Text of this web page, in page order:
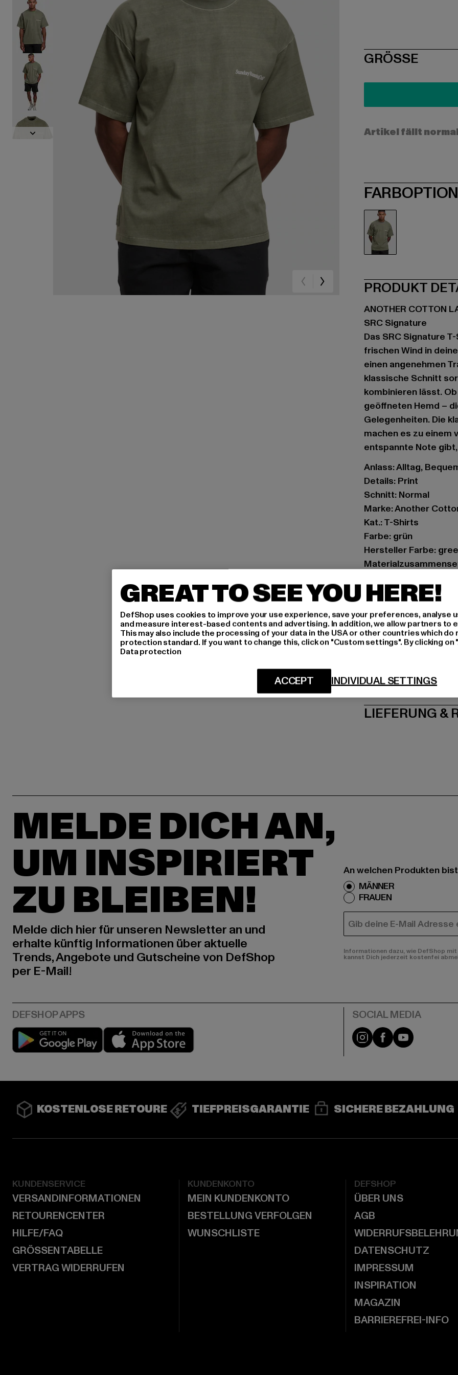
SIZE
GRÖSSE
Artikel fällt
PRODUKT
ANOTHER COTTON
SRC Signature
Das SRC Signature
frischen Wind in
einen angenehmen
klassische Schnitt
kombinieren lässt.
geöffneten Hemd –
Gelegenheiten. Die
machen es zu einem
entspannte Note
Anlass: Alltag,
Details: Print
Schnitt: Normal
Marke: Another
Kat.: T-Shirts
Farbe: grün
Hersteller Farbe:
Hersteller: Urban
Schanzenstraße 41 |
LIEFERUNG &
MELDE DICH AN,
UM INSPIRIERT
ZU BLEIBEN!
Melde dich hier für unseren Newsletter an und
erhalte künftig Informationen über aktuelle
Trends, Angebote und Gutscheine von DefShop
per E-Mail!
An welchen Produkten
MÄNNER
FRAUEN
E-MAIL
Informationen dazu, wie DefShop
kannst Dich jederzeit kostenfei
Play market Instagram
FacebookYouTube
KOSTENLOSE RETOURE TIEFPREISGARANTIE SICHERE BEZAHLUNG
KUNDENSERVICE
VERSANDINFORMATIONEN
RETOURENCENTER
HILFE/FAQ
GRÖSSENTABELLE
VERTRAG WIDERRUFEN
KUNDENKONTO
MEIN KUNDENKONTO
BESTELLUNG VERFOLGEN
WUNSCHLISTE
DEFSHOP
ÜBER UNS
AGB
DATENSCHUTZ
IMPRESSUM
INSPIRATION
MAGAZIN
BARRIEREFREI-INFO
GREAT TO SEE YOU HERE!
DefShop uses cookies to improve your use experience, save your preferences, analyse
and measure interest-based contents and advertising. In addition, we allow partners to
This may also include the processing of your data in the USA or other countries which do
protection standard. If you want to change this, click on "Custom settings". By clicking
Data protection
INDIVIDUAL SETTINGS
ACCEPT